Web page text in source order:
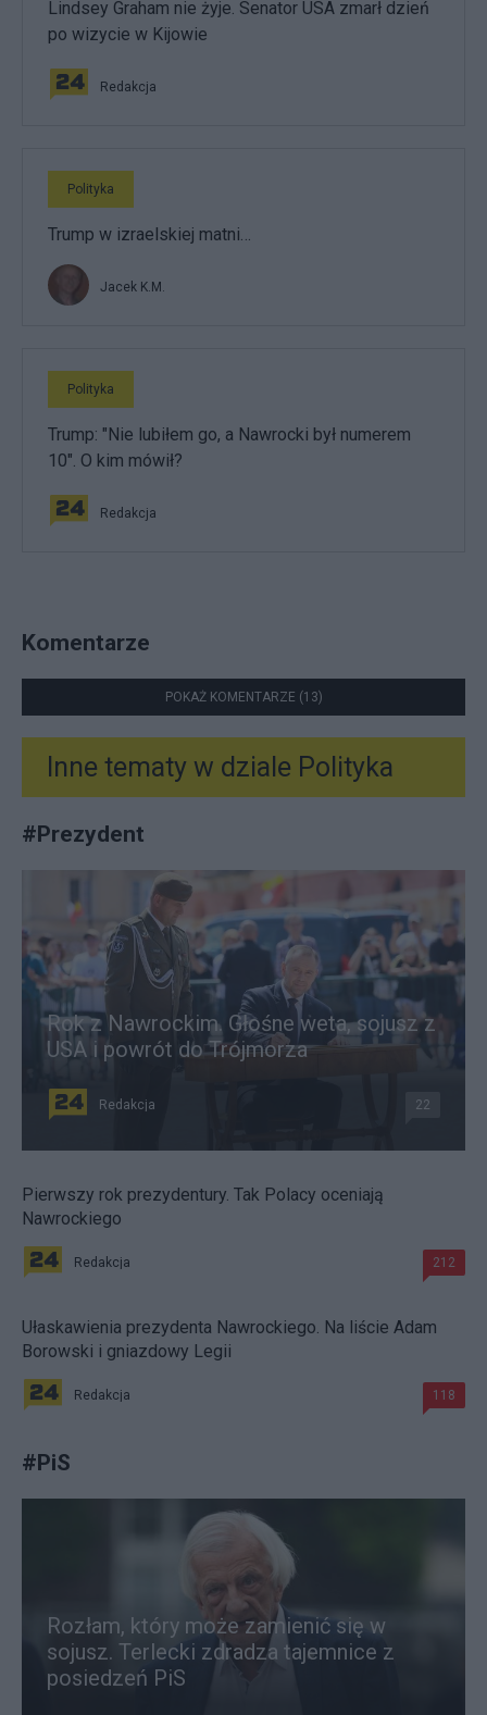
Lindsey Graham nie żyje. Senator USA zmarł dzień
po wizycie w Kijowie
Redakcja
Polityka
Trump w izraelskiej matni…
Jacek K.M.
Polityka
Trump: "Nie lubiłem go, a Nawrocki był numerem
10". O kim mówił?
Redakcja
Komentarze
POKAŻ KOMENTARZE (13)
Inne tematy w dziale Polityka
#Prezydent
Rok z Nawrockim. Głośne weta, sojusz z
USA i powrót do Trójmorza
Redakcja 22
Pierwszy rok prezydentury. Tak Polacy oceniają
Nawrockiego
Redakcja 212
Ułaskawienia prezydenta Nawrockiego. Na liście Adam
Borowski i gniazdowy Legii
Redakcja 118
#PiS
Rozłam, który może zamienić się w
sojusz. Terlecki zdradza tajemnice z
posiedzeń PiS